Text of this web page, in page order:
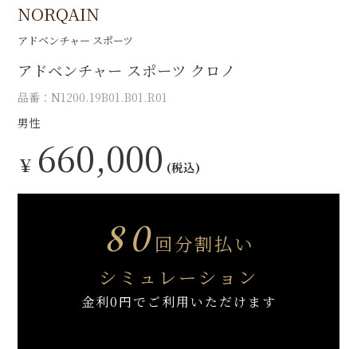
NORQAIN
アドベンチャー スポーツ
アドベンチャー スポーツ クロノ
品番：N1200.19B01.B01.R01
男性
￥ 660,000 (税込)
80回分割払い
シミュレーション
金利0円でご利用いただけます